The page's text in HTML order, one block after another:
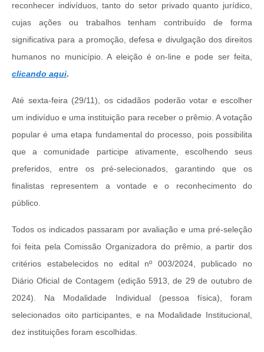
reconhecer indivíduos, tanto do setor privado quanto jurídico,
cujas ações ou trabalhos tenham contribuído de forma
significativa para a promoção, defesa e divulgação dos direitos
humanos no município. A eleição é on-line e pode ser feita,
clicando aqui.
Até sexta-feira (29/11), os cidadãos poderão votar e escolher
um indivíduo e uma instituição para receber o prêmio. A votação
popular é uma etapa fundamental do processo, pois possibilita
que a comunidade participe ativamente, escolhendo seus
preferidos, entre os pré-selecionados, garantindo que os
finalistas representem a vontade e o reconhecimento do
público.
Todos os indicados passaram por avaliação e uma pré-seleção
foi feita pela Comissão Organizadora do prêmio, a partir dos
critérios estabelecidos no edital nº 003/2024, publicado no
Diário Oficial de Contagem (edição 5913, de 29 de outubro de
2024). Na Modalidade Individual (pessoa física), foram
selecionados oito participantes, e na Modalidade Institucional,
dez instituições foram escolhidas.